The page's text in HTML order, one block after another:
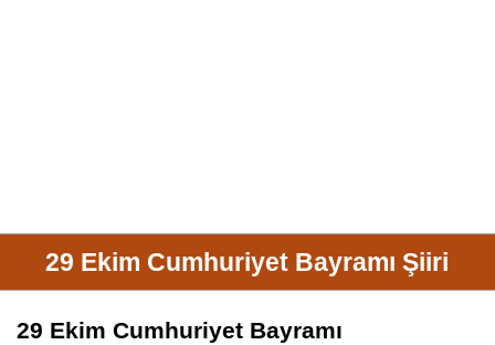
29 Ekim Cumhuriyet Bayramı Şiiri
29 Ekim Cumhuriyet Bayramı